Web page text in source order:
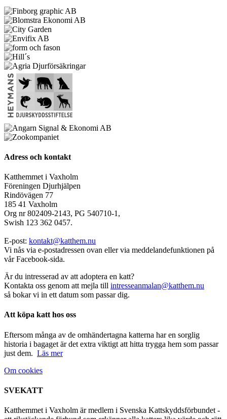
Adress och kontakt
Katthemmet i Vaxholm
Föreningen Djurhjälpen
Rindövägen 77
185 41 Vaxholm
Org nr 802409-2143, PG 540710-1,
Swish 123 362 0457.
E-post: kontakt@katthem.nu
Vi nås via e-postadressen ovan eller via meddelandefunktionen på
vår Facebook-sida.
Är du intresserad av att adoptera en katt?
Kontakta oss genom att mejla till intresseanmalan@katthem.nu
så bokar vi in ett datum som passar dig.
Att köpa katt hos oss
Eftersom många av de omhändertagna katterna har en sorglig
historia i bagaget är det extra viktigt att hitta trygga hem som passar
just dem. Läs mer
Om cookies
SVEKATT
Katthemmet i Vaxholm är medlem i Svenska Kattskyddsförbundet -